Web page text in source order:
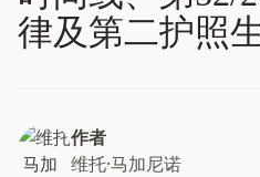
律及第二护照
作者
维托·马加尼诺